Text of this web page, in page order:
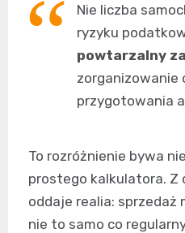
Nie liczba
ryzyku
powtarzalny
zorganizowanie
przygotowania
To rozróżnienie bywa
prostego kalkulatora. Z
oddaje realia:
nie to samo co